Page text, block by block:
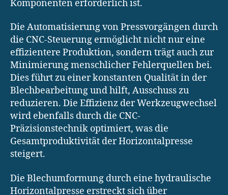
Komponenten erforderlich ist.
Die Automatisierung von Pressvorgängen durch
die CNC-Steuerung ermöglicht nicht nur eine
effizientere Produktion, sondern trägt auch zur
Minimierung menschlicher Fehlerquellen bei.
Dies führt zu einer konstanten Qualität in der
Blechbearbeitung und hilft, Ausschuss zu
reduzieren. Die Effizienz der Werkzeugwechsel
wird ebenfalls durch die CNC-
Präzisionstechnik optimiert, was die
Gesamtproduktivität der Horizontalpresse
steigert.
Die Blechumformung durch eine hydraulische
Horizontalpresse erstreckt sich über